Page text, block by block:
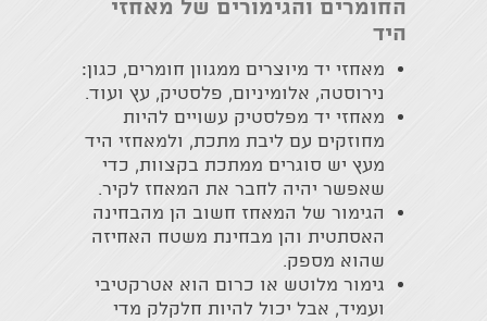
החומרים והגימורים של מאחזי
היד
מאחזי יד מיוצרים ממגוון חומרים, כגון:
נירוסטה, אלומיניום, פלסטיק, עץ ועוד.
מאחזי יד מפלסטיק עשויים להיות
מחוזקים עם ליבת מתכת, ולמאחזי היד
מעץ יש סוגרים ממתכת בקצוות, כדי
שאפשר יהיה לחבר את המאחז לקיר.
הגימור של המאחז חשוב הן מהבחינה
האסתטית והן מבחינת משטח האחיזה
שהוא מספק.
גימור מלוטש או כרום הוא אטרקטיבי
ועמיד, אבל יכול להיות חלקלק מדי